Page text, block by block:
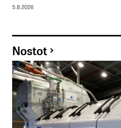
5.8.2026
Nostot